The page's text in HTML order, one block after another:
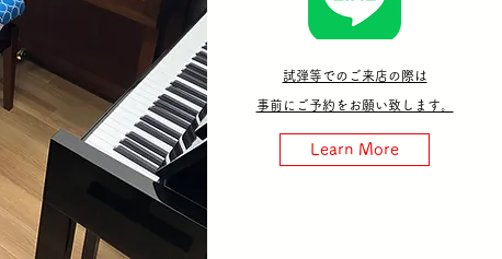
試弾等でのご来店の際は
事前にご予約をお願い致します。
Learn More